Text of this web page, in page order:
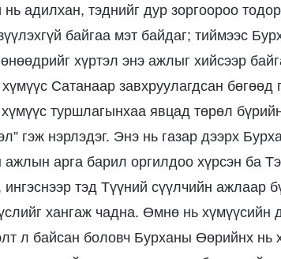
адилхан, тэднийг дур зоргоороо
байгаа мэт байдаг; тиймээс
хүртэл энэ ажлыг хийсээр
Сатанаар завхруулагдсан бөгөөд
туршлагынхаа явцад төрөл
гэж нэрлэдэг. Энэ нь газар дээрх
арга барил оргилдоо хүрсэн ба
тэд Түүний сүүлчийн ажлаар
хангаж чадна. Өмнө нь хүмүүсийн
л байсан боловч Бурханы Өөрийнх нь